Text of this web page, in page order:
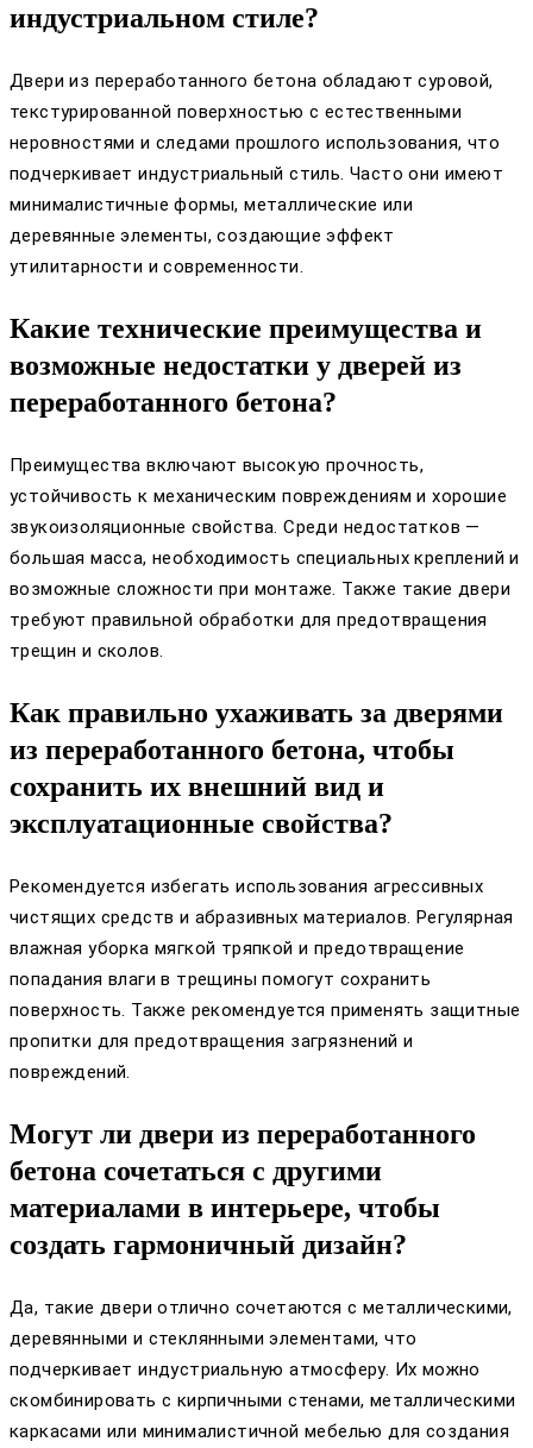
индустриальном стиле?
Двери из переработанного бетона обладают суровой,
текстурированной поверхностью с естественными
неровностями и следами прошлого использования, что
подчеркивает индустриальный стиль. Часто они имеют
минималистичные формы, металлические или
деревянные элементы, создающие эффект
утилитарности и современности.
Какие технические преимущества и
возможные недостатки у дверей из
переработанного бетона?
Преимущества включают высокую прочность,
устойчивость к механическим повреждениям и хорошие
звукоизоляционные свойства. Среди недостатков —
большая масса, необходимость специальных креплений и
возможные сложности при монтаже. Также такие двери
требуют правильной обработки для предотвращения
трещин и сколов.
Как правильно ухаживать за дверями
из переработанного бетона, чтобы
сохранить их внешний вид и
эксплуатационные свойства?
Рекомендуется избегать использования агрессивных
чистящих средств и абразивных материалов. Регулярная
влажная уборка мягкой тряпкой и предотвращение
попадания влаги в трещины помогут сохранить
поверхность. Также рекомендуется применять защитные
пропитки для предотвращения загрязнений и
повреждений.
Могут ли двери из переработанного
бетона сочетаться с другими
материалами в интерьере, чтобы
создать гармоничный дизайн?
Да, такие двери отлично сочетаются с металлическими,
деревянными и стеклянными элементами, что
подчеркивает индустриальную атмосферу. Их можно
скомбинировать с кирпичными стенами, металлическими
каркасами или минималистичной мебелью для создания